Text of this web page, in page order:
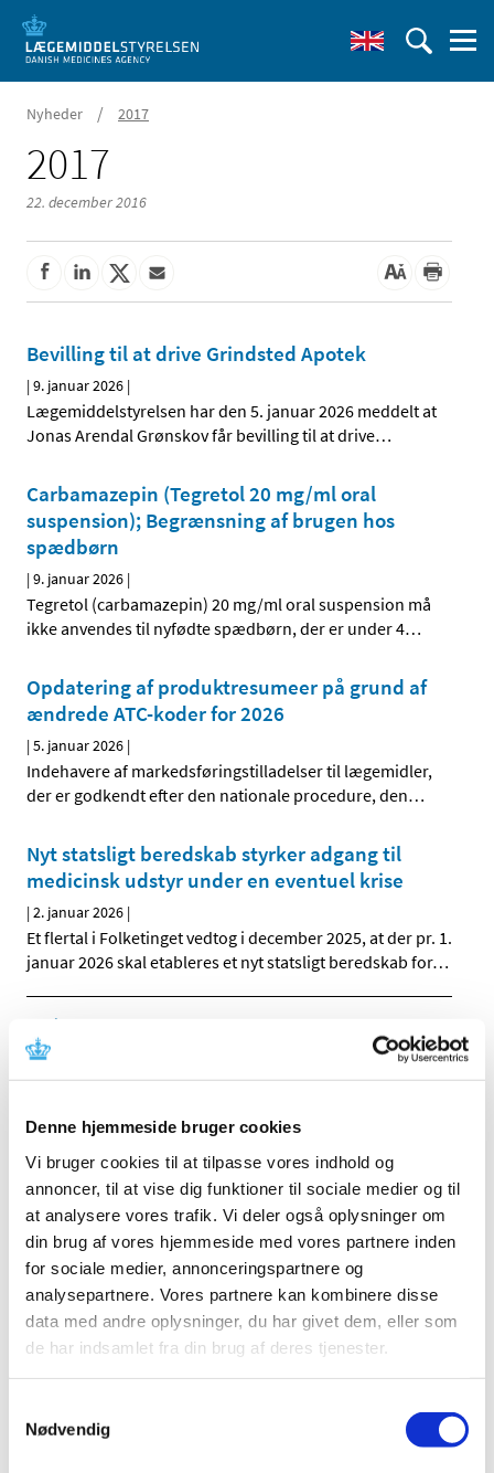
Denne hjemmeside bruger cookies
Vi bruger cookies til at tilpasse vores indhold og
annoncer, til at vise dig funktioner til sociale medier og til
at analysere vores trafik. Vi deler også oplysninger om
din brug af vores hjemmeside med vores partnere inden
for sociale medier, annonceringspartnere og
analysepartnere. Vores partnere kan kombinere disse
data med andre oplysninger, du har givet dem, eller som
de har indsamlet fra din brug af deres tjenester.
Nødvendig
Nyheder / 2017
2017
22. december 2016
Bevilling til at drive Grindsted Apotek
|9. januar 2026 |
Lægemiddelstyrelsen har den 5. januar 2026 meddelt at
Jonas Arendal Grønskov får bevilling til at drive…
Carbamazepin (Tegretol 20 mg/ml oral
suspension); Begrænsning af brugen hos
spædbørn
|9. januar 2026 |
Tegretol (carbamazepin) 20 mg/ml oral suspension må
ikke anvendes til nyfødte spædbørn, der er under 4…
Opdatering af produktresumeer på grund af
ændrede ATC-koder for 2026
|5. januar 2026 |
Indehavere af markedsføringstilladelser til lægemidler,
der er godkendt efter den nationale procedure, den…
Nyt statsligt beredskab styrker adgang til
medicinsk udstyr under en eventuel krise
|2. januar 2026 |
Et flertal i Folketinget vedtog i december 2025, at der pr. 1.
januar 2026 skal etableres et nyt statsligt beredskab for…
Forrige
TID
2026 (84)
august (1)
juli (13)
juni (12)
maj (10)
april (6)
marts (15)
februar (11)
2025 (158)